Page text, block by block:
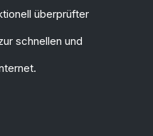
überprüfter
schnellen und